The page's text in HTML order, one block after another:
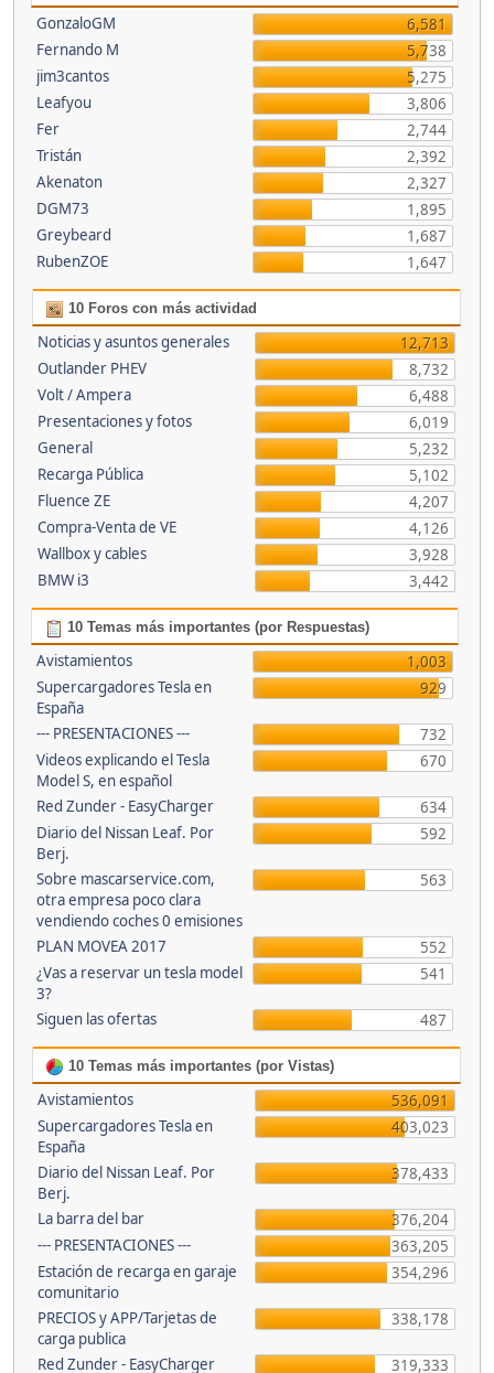
GonzaloGM
6,581
Fernando M
5,738
jim3cantos
5,275
Leafyou
3,806
Fer
2,744
Tristán
2,392
Akenaton
2,327
DGM73
1,895
Greybeard
1,687
RubenZOE
1,647
10 Foros con más actividad
Noticias y asuntos generales
12,713
Outlander PHEV
8,732
Volt / Ampera
6,488
Presentaciones y fotos
6,019
General
5,232
Recarga Pública
5,102
Fluence ZE
4,207
Compra-Venta de VE
4,126
Wallbox y cables
3,928
BMW i3
3,442
10 Temas más importantes (por Respuestas)
Avistamientos
1,003
Supercargadores Tesla en
España
929
--- PRESENTACIONES ---
732
Videos explicando el Tesla
Model S, en español
670
Red Zunder - EasyCharger
634
Diario del Nissan Leaf. Por
Berj.
592
Sobre mascarservice.com,
otra empresa poco clara
vendiendo coches 0 emisiones
563
PLAN MOVEA 2017
552
¿Vas a reservar un tesla model
3?
541
Siguen las ofertas 487
10 Temas más importantes (por Vistas)
Avistamientos
536,091
Supercargadores Tesla en
España
403,023
Diario del Nissan Leaf. Por
Berj.
378,433
La barra del bar
376,204
--- PRESENTACIONES ---
363,205
Estación de recarga en garaje
comunitario
354,296
PRECIOS y APP/Tarjetas de
carga publica
338,178
Red Zunder - EasyCharger 319,333